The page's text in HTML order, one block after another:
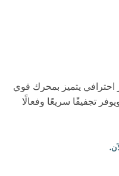
مجفف شعر احترافي يتميز بمحرك قوي
تجفيفًا سريعًا وفعالًا